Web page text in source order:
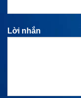
Lời nhắn